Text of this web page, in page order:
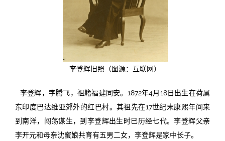
李登辉旧照（图源：互联网）
李登辉，字腾飞，祖籍福建同安。1872年4月18日出生在荷属
东印度巴达维亚郊外的红巴村。其祖先在17世纪末康熙年间来
到南洋，闯荡谋生，到李登辉出生时已历经七代。李登辉父亲
李开元和母亲沈蜜娘共育有五男二女，李登辉是家中长子。